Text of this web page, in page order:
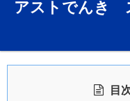
アストでんき
目